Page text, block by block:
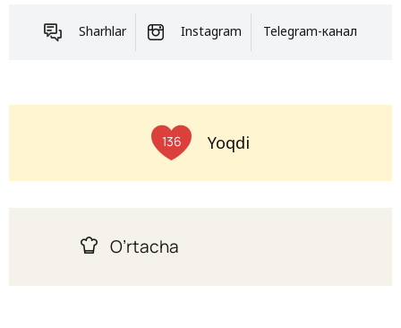
Sharhlar Instagram Telegram-канал
136 Yoqdi
O’rtacha